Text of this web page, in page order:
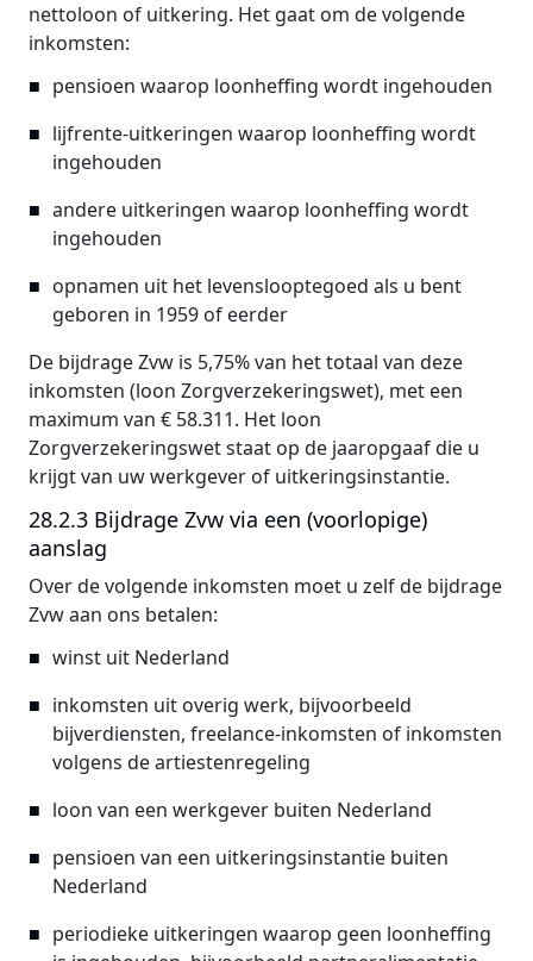
nettoloon of uitkering. Het gaat om de volgende
inkomsten:
pensioen waarop loonheffing wordt ingehouden
lijfrente-uitkeringen waarop loonheffing wordt
ingehouden
andere uitkeringen waarop loonheffing wordt
ingehouden
opnamen uit het levenslooptegoed als u bent
geboren in 1959 of eerder
De bijdrage Zvw is 5,75% van het totaal van deze
inkomsten (loon Zorgverzekeringswet), met een
maximum van € 58.311. Het loon
Zorgverzekeringswet staat op de jaaropgaaf die u
krijgt van uw werkgever of uitkeringsinstantie.
28.2.3 Bijdrage Zvw via een (voorlopige)
aanslag
Over de volgende inkomsten moet u zelf de bijdrage
Zvw aan ons betalen:
winst uit Nederland
inkomsten uit overig werk, bijvoorbeeld
bijverdiensten, freelance-inkomsten of inkomsten
volgens de artiestenregeling
loon van een werkgever buiten Nederland
pensioen van een uitkeringsinstantie buiten
Nederland
periodieke uitkeringen waarop geen loonheffing